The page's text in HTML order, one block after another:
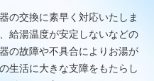
の交換に素早く対応いたしま
給湯温度が安定しないなどの
の故障や不具合によりお湯が
生活に大きな支障をもたらし